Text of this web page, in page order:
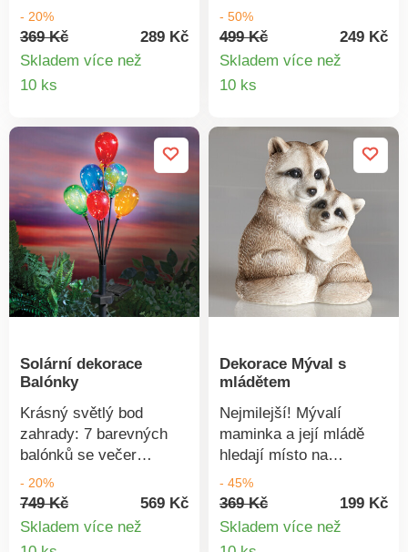
okouzlují svou brilantní
září. LED. Křišťálově
průzračné. Provoz na
Provoz na 3 baterie
- 20%
369 Kč
289 Kč
Skladem více než
10 ks
osvětlený čajovými nebo
sloupovými svíčkami.
- 50%
499 Kč
249 Kč
Skladem více než
10 ks
Solární dekorace
Balónky
Krásný světlý bod
zahrady: 7 barevných
balónků se večer
rozsvítí a vykouzlí
příjemné večery. S
hrotem na zapíchnutí do
- 20%
749 Kč
569 Kč
Skladem více než
Dekorace Mýval s
mládětem
Nejmilejší! Mývalí
maminka a její mládě
hledají místo na
přezimování. Nejlépe u
Vás!
- 45%
369 Kč
199 Kč
Skladem více než